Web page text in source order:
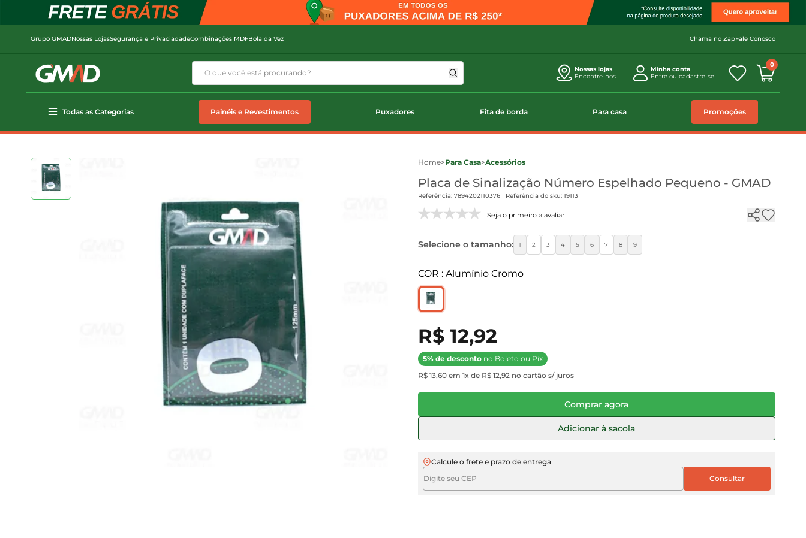
Grupo GMADNossas LojasSegurança e PrivaciadadeCombinações MDFBola da Vez Chama no ZapFale Conosco
Nossas lojas
Encontre-nos
Minha conta
Entre ou cadastre-se
0
Todas as Categorias Painéis e Revestimentos Puxadores Fita de borda Para casa Promoções
Home>Para Casa>Acessórios
Placa de Sinalização Número Espelhado Pequeno - GMAD
Referência: 7894202110376 | Referência do sku: 19113
Seja o primeiro a avaliar
Selecione o tamanho: 1 2 3 4 5 6 7 8 9
COR : Alumínio Cromo
R$ 12,92
5% de descontono Boleto ou Pix
R$ 13,60 em 1x de R$ 12,92 no cartão s/ juros
Comprar agora
Adicionar à sacola
Calcule o frete e prazo de entrega